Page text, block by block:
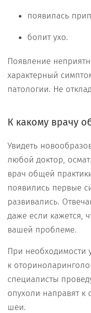
появилась
болит ухо.
Появление
характерный
патологии. Не
К какому врачу
Увидеть
любой доктор,
врач общей
появились первые
развивались.
даже если кажется,
вашей проблеме.
При необходимости
к
специалисты
опухоли направят к
шеи.